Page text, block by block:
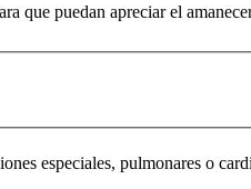
que puedan apreciar el
especiales, pulmonares o